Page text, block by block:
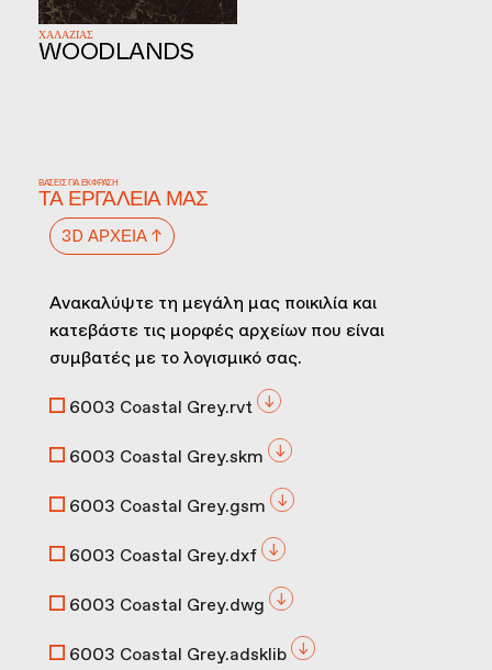
WOODLANDS
ΧΑΛΑΖΙΑΣ
ΒΆΣΕΙΣ ΓΙΑ ΈΚΦΡΑΣΗ
ΤΑ ΕΡΓΑΛΕΊΑ ΜΑΣ
3D ΑΡΧΕΊΑ ↑
Ανακαλύψτε τη μεγάλη μας ποικιλία και
κατεβάστε τις μορφές αρχείων που είναι
συμβατές με το λογισμικό σας.
6003 Coastal Grey.rvt
6003 Coastal Grey.skm
6003 Coastal Grey.gsm
6003 Coastal Grey.dxf
6003 Coastal Grey.dwg
6003 Coastal Grey.adsklib